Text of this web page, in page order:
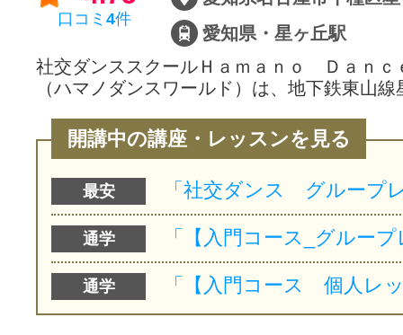
口コミ 4件
愛知県・星ヶ丘駅
社交ダンススクールＨａｍａｎｏ Ｄａｎ
（ハマノダンスワールド）は、地下鉄東山
開講中の講座・レッスンを見る
最安
通学
通学